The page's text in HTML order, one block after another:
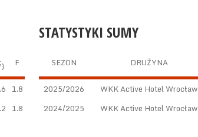
STATYSTYKI SUMY
SEZON DRUŻYNA
2025/2026 WKK Active Hotel Wrocław
2024/2025
WKK Active Hotel Wrocław
F
1.8
1.8